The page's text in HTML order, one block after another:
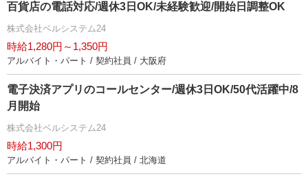
百貨店の電話対応/週休3日OK/未経験歓迎/開始日調整OK
株式会社ベルシステム24
時給1,280円～1,350円
アルバイト・パート / 契約社員 / 大阪府
電子決済アプリのコールセンター/週休3日OK/50代活躍中/8
月開始
株式会社ベルシステム24
時給1,300円
アルバイト・パート / 契約社員 / 北海道